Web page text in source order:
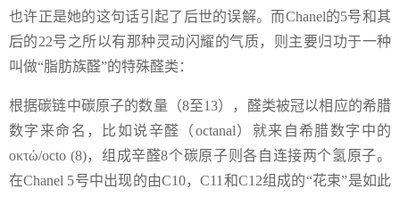
也许正是她的这句话引起了后世的误解。而Chanel的5号和其
后的22号之所以有那种灵动闪耀的气质，则主要归功于一种
叫做“脂肪族醛”的特殊醛类：
根据碳链中碳原子的数量（8至13），醛类被冠以相应的希腊
数字来命名，比如说辛醛（octanal）就来自希腊数字中的
οκτώ/octo (8)，组成辛醛8个碳原子则各自连接两个氢原子。
在Chanel 5号中出现的由C10，C11和C12组成的“花束”是如此